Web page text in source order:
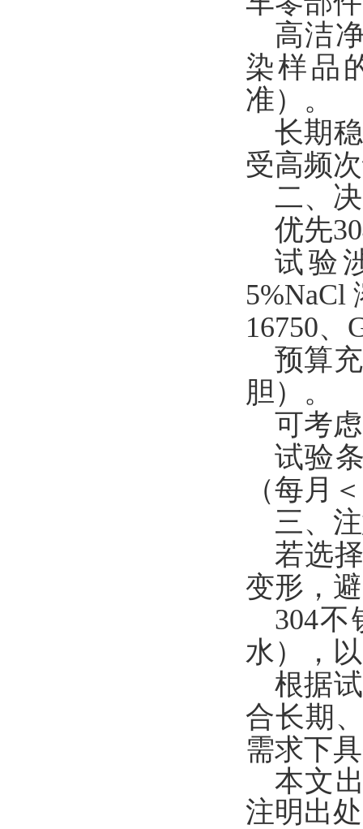
高洁
染样品
准）。
长期
受高频
二、
优先
试验
16750、
预算
胆）。
可考虑
试验
（每月＜
三、
若选
变形，
304
水），
根据
合长期
需求下
本文
注明出